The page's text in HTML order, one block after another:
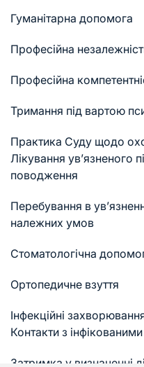
Гуманітарна допомога
Професійна
Професійна
Тримання під вартою
Практика Суду щодо
Лікування ув’язненого
поводження
Перебування в
належних умов
Стоматологічна
Ортопедичне взуття
Інфекційні
Контакти з
Затримка у визначенні